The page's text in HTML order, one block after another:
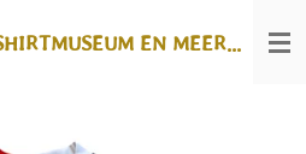
EN MEER...